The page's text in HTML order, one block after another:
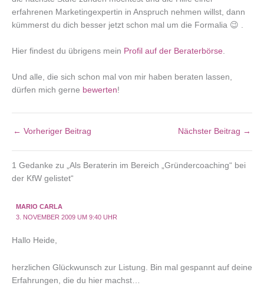
erfahrenen Marketingexpertin in Anspruch nehmen willst, dann
kümmerst du dich besser jetzt schon mal um die Formalia 😉 .
Hier findest du übrigens mein Profil auf der Beraterbörse
Und alle, die sich schon mal von mir haben beraten lassen,
dürfen mich gerne bewerten!
← Vorheriger Beitrag Nächster Beitrag →
1 Gedanke zu „Als Beraterin im Bereich „Gründercoaching“ bei
der KfW gelistet“
MARIO CARLA
3. NOVEMBER 2009 UM 9:40 UHR
Hallo Heide,
herzlichen Glückwunsch zur Listung. Bin mal gespannt auf deine
Erfahrungen, die du hier machst…